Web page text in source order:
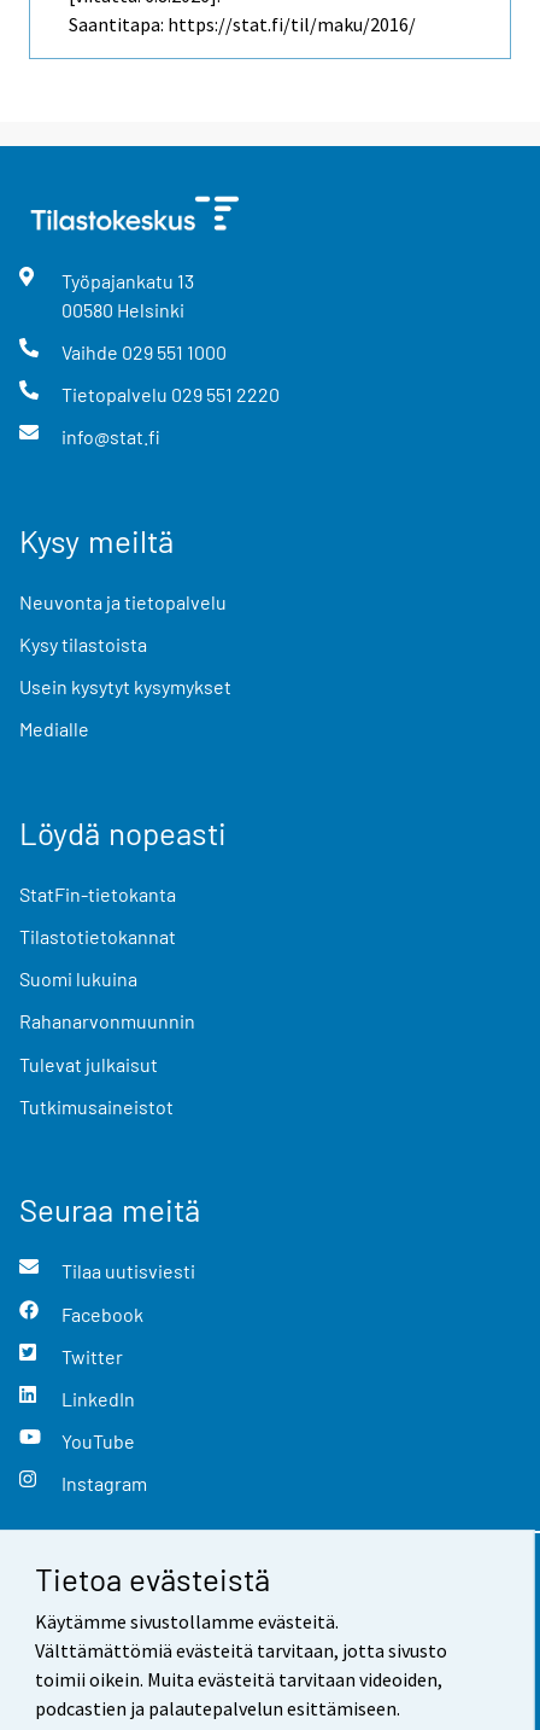
Tietoa evästeistä
Käytämme sivustollamme evästeitä.
Välttämättömiä evästeitä tarvitaan, jotta sivusto
toimii oikein. Muita evästeitä tarvitaan videoiden,
podcastien ja palautepalvelun esittämiseen.
Saantitapa: https://stat.fi/til/maku/2016/
Työpajankatu 13
00580 Helsinki
Vaihde 029 551 1000
Tietopalvelu 029 551 2220
info@stat.fi
Kysy meiltä
Neuvonta ja tietopalvelu
Kysy tilastoista
Usein kysytyt kysymykset
Medialle
Löydä nopeasti
StatFin-tietokanta
Tilastotietokannat
Suomi lukuina
Rahanarvonmuunnin
Tulevat julkaisut
Tutkimusaineistot
Seuraa meitä
Tilaa uutisviesti
Facebook
Twitter
LinkedIn
YouTube
Instagram
Yhteystiedot
Palaute
Käyttöehdot